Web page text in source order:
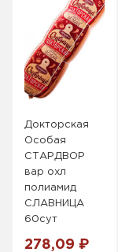
Докторская
Особая
СТАРДВОР
вар охл
полиамид
СЛАВНИЦА
60сут
278,09 ₽